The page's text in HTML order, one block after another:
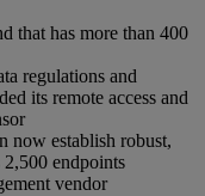
that has more than 400
regulations and
its remote access and
now establish robust,
2,500 endpoints
vendor